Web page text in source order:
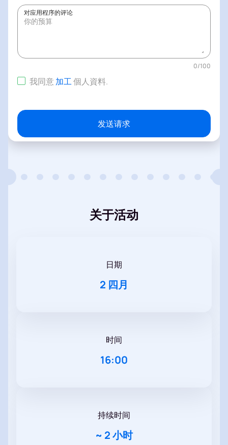
对应用程序的评论
0/100
我同意加工個人資料.
发送请求
关于活动
日期
2 四月
时间
16:00
持续时间
~ 2 小时